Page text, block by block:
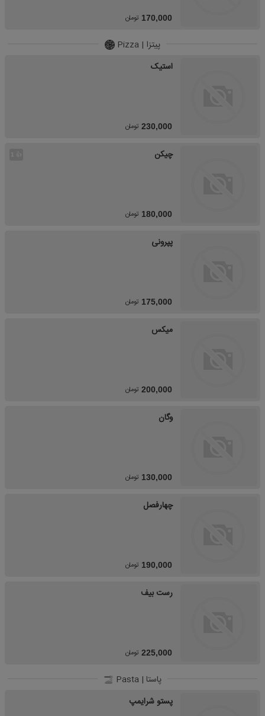
170,000 تومان
پیتزا | Pizza
استیک
230,000 تومان
1 چیکن
180,000 تومان
پپرونی
175,000 تومان
میکس
200,000 تومان
وگان
130,000 تومان
چهارفصل
190,000 تومان
رست بیف
225,000 تومان
پاستا | Pasta
پستو شرایمپ